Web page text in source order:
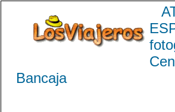
Bancaja